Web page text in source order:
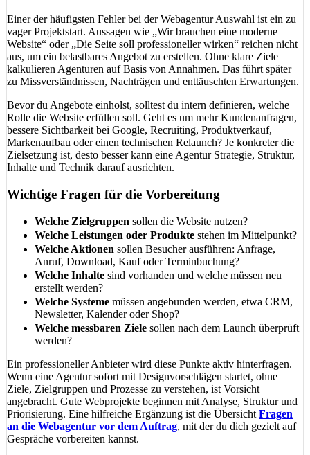
Einer der häufigsten Fehler bei der Webagentur Auswahl ist ein zu
vager Projektstart. Aussagen wie „Wir brauchen eine moderne
Website“ oder „Die Seite soll professioneller wirken“ reichen nicht
aus, um ein belastbares Angebot zu erstellen. Ohne klare Ziele
kalkulieren Agenturen auf Basis von Annahmen. Das führt später
zu Missverständnissen, Nachträgen und enttäuschten Erwartungen.
Bevor du Angebote einholst, solltest du intern definieren, welche
Rolle die Website erfüllen soll. Geht es um mehr Kundenanfragen,
bessere Sichtbarkeit bei Google, Recruiting, Produktverkauf,
Markenaufbau oder einen technischen Relaunch? Je konkreter die
Zielsetzung ist, desto besser kann eine Agentur Strategie, Struktur,
Inhalte und Technik darauf ausrichten.
Wichtige Fragen für die Vorbereitung
Welche Zielgruppen sollen die Website nutzen?
Welche Leistungen oder Produkte stehen im Mittelpunkt?
Welche Aktionen sollen Besucher ausführen: Anfrage,
Anruf, Download, Kauf oder Terminbuchung?
Welche Inhalte sind vorhanden und welche müssen neu
erstellt werden?
Welche Systeme müssen angebunden werden, etwa CRM,
Newsletter, Kalender oder Shop?
Welche messbaren Ziele sollen nach dem Launch überprüft
werden?
Ein professioneller Anbieter wird diese Punkte aktiv hinterfragen.
Wenn eine Agentur sofort mit Designvorschlägen startet, ohne
Ziele, Zielgruppen und Prozesse zu verstehen, ist Vorsicht
angebracht. Gute Webprojekte beginnen mit Analyse, Struktur und
Priorisierung. Eine hilfreiche Ergänzung ist die Übersicht Fragen
an die Webagentur vor dem Auftrag, mit der du dich gezielt auf
Gespräche vorbereiten kannst.